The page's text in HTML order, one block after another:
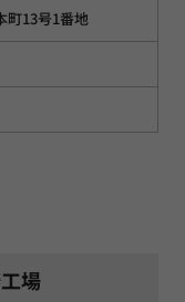
町13号1番地
場